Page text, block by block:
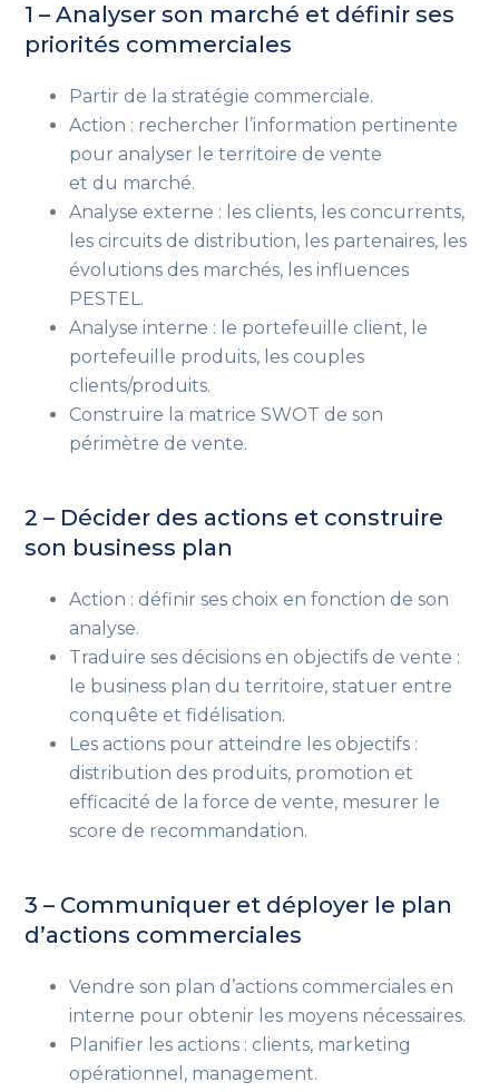
1 –Analyser son marché et définir ses
priorités commerciales
Partir de la stratégie commerciale.
Action : rechercher l’information pertinente
pour analyser le territoire de vente
et du marché.
Analyse externe : les clients, les concurrents,
les circuits de distribution, les partenaires, les
évolutions des marchés, les influences
PESTEL.
Analyse interne : le portefeuille client, le
portefeuille produits, les couples
clients/produits.
Construire la matrice SWOT de son
périmètre de vente.
2 – Décider des actions et construire
son business plan
Action : définir ses choix en fonction de son
analyse.
Traduire ses décisions en objectifs de vente :
le business plan du territoire, statuer entre
conquête et fidélisation.
Les actions pour atteindre les objectifs :
distribution des produits, promotion et
efficacité de la force de vente, mesurer le
score de recommandation.
3 – Communiquer et déployer le plan
d’actions commerciales
Vendre son plan d’actions commerciales en
interne pour obtenir les moyens nécessaires.
Planifier les actions : clients, marketing
opérationnel, management.